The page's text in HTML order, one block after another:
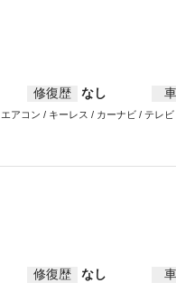
修復歴 なし
アコン / キーレス / カーナビ / テレ
修復歴 なし